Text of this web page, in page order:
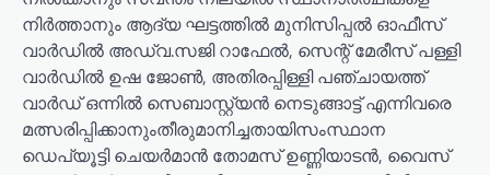
നിർത്താനും ആദ്യ ഘട്ടത്തിൽ മുനിസിപ്പൽ ഓഫീസ്
വാർഡിൽ അഡ്വ.സജി റാഫേൽ, സെന്റ് മേരീസ് പള്ളി
വാർഡിൽ ഉഷ ജോൺ, അതിരപ്പിള്ളി പഞ്ചായത്ത്
വാർഡ് ഒന്നിൽ സെബാസ്റ്റ്യൻ നെടുങ്ങാട്ട് എന്നിവരെ
മത്സരിപ്പിക്കാനുംതീരുമാനിച്ചതായിസംസ്ഥാന
ഡെപ്യൂട്ടി ചെയർമാൻ തോമസ് ഉണ്ണിയാടൻ, വൈസ്